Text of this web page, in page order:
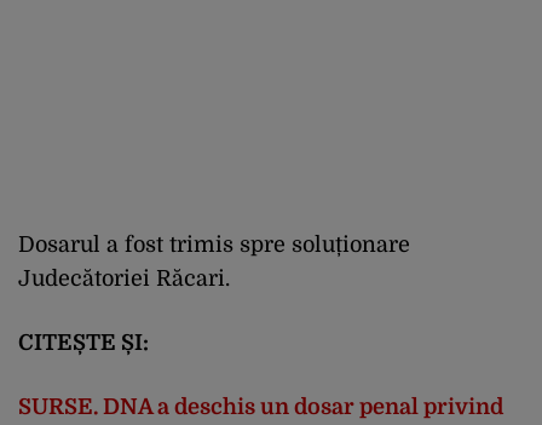
Dosarul a fost trimis spre soluționare
Judecătoriei Răcari.
CITEȘTE ȘI:
SURSE. DNA a deschis un dosar penal privind